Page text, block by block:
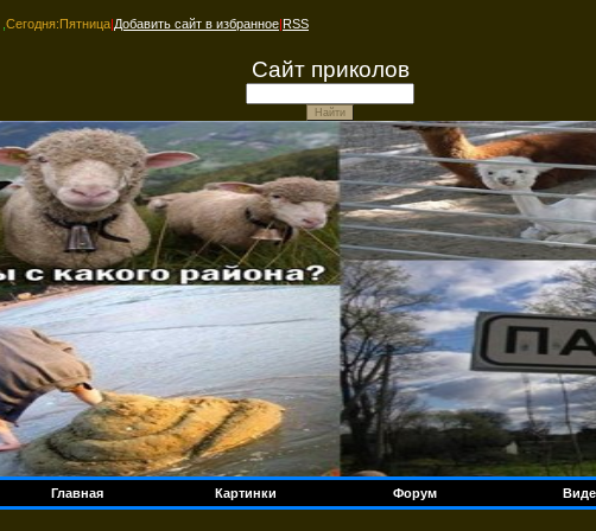
Сегодня:Пятница|Добавить сайт в избранное|RSS
Сайт приколов
Главная Картинки Форум